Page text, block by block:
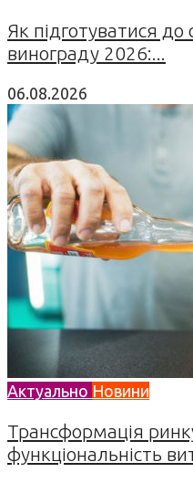
Як підготуватися до
винограду 2026:...
06.08.2026
Актуально Новини
Трансформація
функціональність